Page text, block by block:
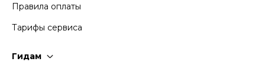
Правила оплаты
Тарифы сервиса
Гидам